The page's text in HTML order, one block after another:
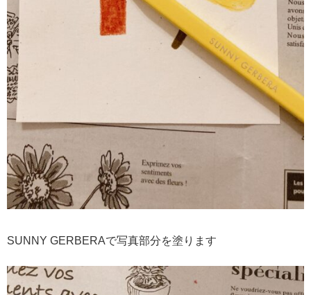
SUNNY GERBERAで写真部分を塗ります